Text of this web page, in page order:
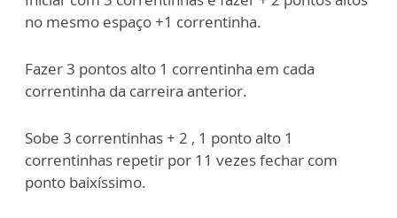
no mesmo espaço +1 correntinha.
Fazer 3 pontos alto 1 correntinha em cada
correntinha da carreira anterior.
Sobe 3 correntinhas + 2 , 1 ponto alto 1
correntinhas repetir por 11 vezes fechar com
ponto baixíssimo.